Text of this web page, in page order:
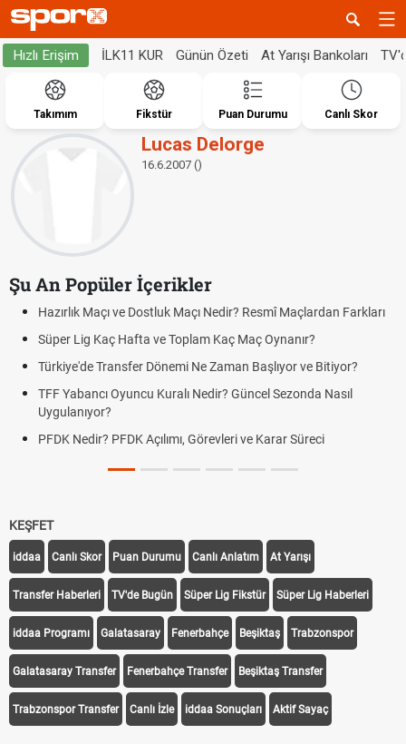
Hızlı Erişim İLK11 KUR Günün Özeti At Yarışı Bankoları
Takımım Fikstür Puan Durumu Canlı Skor
Lucas Delorge
16.6.2007 ()
Şu An Popüler İçerikler
Hazırlık Maçı ve Dostluk Maçı Nedir? Resmî Maçlardan Farkları
Süper Lig Kaç Hafta ve Toplam Kaç Maç Oynanır?
Türkiye'de Transfer Dönemi Ne Zaman Başlıyor ve Bitiyor?
TFF Yabancı Oyuncu Kuralı Nedir? Güncel Sezonda Nasıl
Uygulanıyor?
PFDK Nedir? PFDK Açılımı, Görevleri ve Karar Süreci
KEŞFET
iddaa Canlı Skor Puan Durumu Canlı Anlatım At Yarışı
Transfer Haberleri TV'de Bugün Süper Lig Fikstür Süper Lig Haberleri
iddaa Programı Galatasaray Fenerbahçe Beşiktaş Trabzonspor
Galatasaray Transfer Fenerbahçe Transfer Beşiktaş Transfer
Trabzonspor Transfer Canlı İzle iddaa Sonuçları Aktif Sayaç